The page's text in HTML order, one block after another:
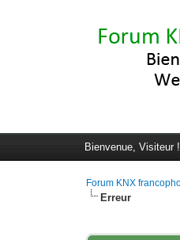
Bienvenue, Visiteur !
Forum KNX
Erreur